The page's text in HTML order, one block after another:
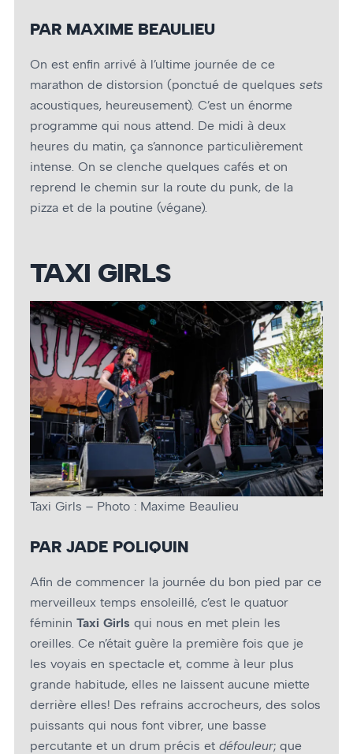
PAR MAXIME BEAULIEU
On est enfin arrivé à l’ultime journée de ce
marathon de distorsion (ponctué de quelques sets
acoustiques, heureusement). C’est un énorme
programme qui nous attend. De midi à deux
heures du matin, ça s’annonce particulièrement
intense. On se clenche quelques cafés et on
reprend le chemin sur la route du punk, de la
pizza et de la poutine (végane).
TAXI GIRLS
Taxi Girls – Photo : Maxime Beaulieu
PAR JADE POLIQUIN
Afin de commencer la journée du bon pied par ce
merveilleux temps ensoleillé, c’est le quatuor
féminin Taxi Girls qui nous en met plein les
oreilles. Ce n’était guère la première fois que je
les voyais en spectacle et, comme à leur plus
grande habitude, elles ne laissent aucune miette
derrière elles! Des refrains accrocheurs, des solos
puissants qui nous font vibrer, une basse
percutante et un drum précis et défouleur; que